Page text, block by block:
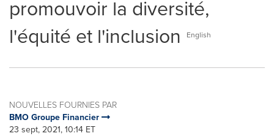
promouvoir la diversité,
l'équité et l'inclusion
English
NOUVELLES FOURNIES PAR
BMO Groupe Financier
23 sept, 2021, 10:14 ET